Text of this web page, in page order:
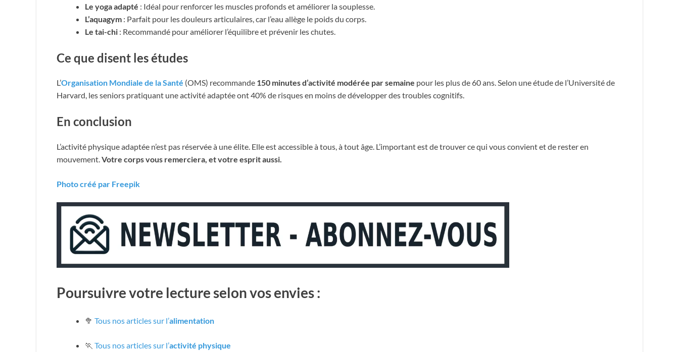
Le yoga adapté : Idéal pour renforcer les muscles profonds et améliorer la souplesse.
L’aquagym : Parfait pour les douleurs articulaires, car l’eau allège le poids du corps.
Le tai-chi : Recommandé pour améliorer l’équilibre et prévenir les chutes.
Ce que disent les études
L’Organisation Mondiale de la Santé (OMS) recommande 150 minutes d’activité modérée par semaine pour les plus de 60 ans. Selon une étude de l’Université de
Harvard, les seniors pratiquant une activité adaptée ont 40% de risques en moins de développer des troubles cognitifs.
En conclusion
L’activité physique adaptée n’est pas réservée à une élite. Elle est accessible à tous, à tout âge. L’important est de trouver ce qui vous convient et de rester en
mouvement. Votre corps vous remerciera, et votre esprit aussi.
Photo créé par Freepik
Poursuivre votre lecture selon vos envies :
🥦 Tous nos articles sur l’alimentation
🏃 Tous nos articles sur l’activité physique